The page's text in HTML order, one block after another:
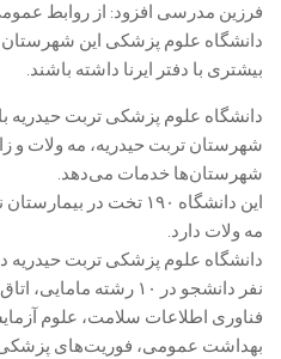
فرزین مدرسی افزود: از روابط
دانشگاه علوم پزشکی این شهرستان
بیشتری با دفتر ایرنا داشته باشند.
دانشگاه علوم پزشکی تربت
شهرستان‌ها خدمات می‌دهد.
مه ولات دارد.
نفر دانشجو در ۱۰ رشته
فناوری اطلاعات سلامت، علوم
بهداشت عمومی، فوریت‌های